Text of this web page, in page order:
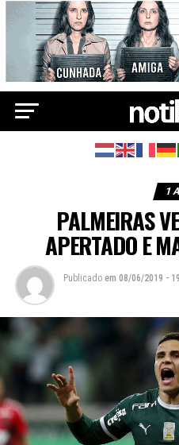
1
PALMEIRAS
APERTADO E
Publicado em 08/06/2019 -